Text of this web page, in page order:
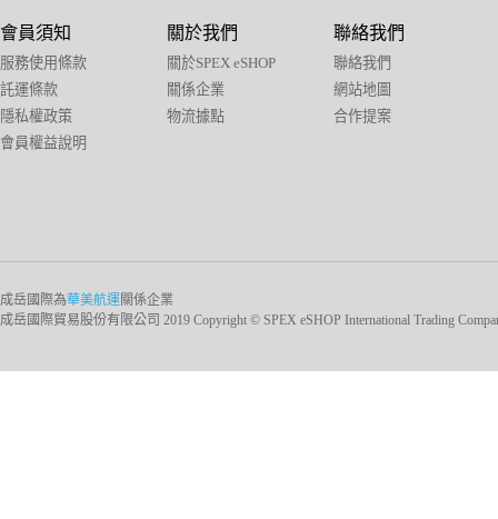
會員須知
服務使用條款
託運條款
隱私權政策
會員權益說明
關於我們
關於SPEX eSHOP
關係企業
物流據點
聯絡我們
聯絡我們
網站地圖
合作提案
成岳國際為華美航運關係企業
成岳國際貿易股份有限公司 2019 Copyright © SPEX eSHOP International Trading